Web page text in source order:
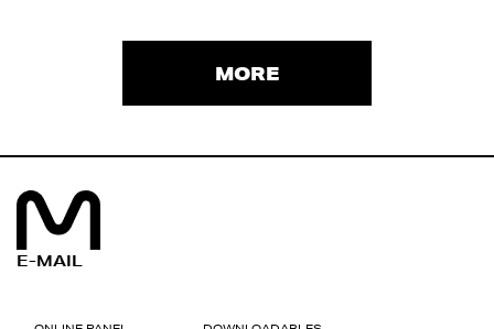
MORE
E-MAIL